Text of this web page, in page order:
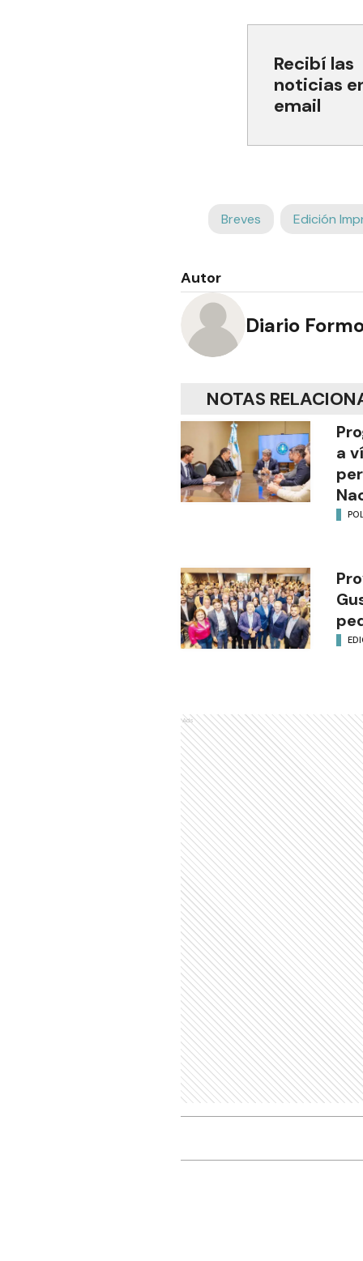
Recibí las
noticias
email
Breves Edición
Autor
Diario
NOTAS
a
Ads